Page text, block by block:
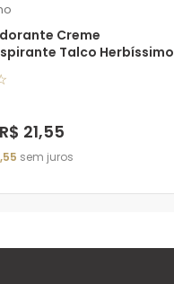
Creme
Talco Herbíssimo
R$ 21,55
,55 sem juros